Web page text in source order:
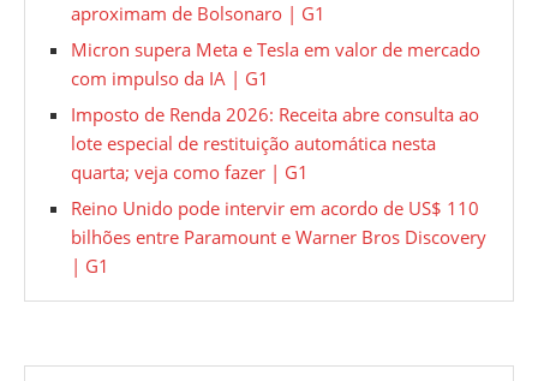
aproximam de Bolsonaro | G1
Micron supera Meta e Tesla em valor de mercado
com impulso da IA | G1
Imposto de Renda 2026: Receita abre consulta ao
lote especial de restituição automática nesta
quarta; veja como fazer | G1
Reino Unido pode intervir em acordo de US$ 110
bilhões entre Paramount e Warner Bros Discovery
| G1